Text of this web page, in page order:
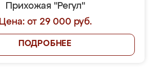
Прихожая "Регул"
Цена: от 29 000 руб.
ПОДРОБНЕЕ